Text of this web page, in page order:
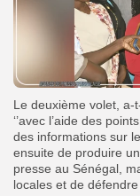
Le deuxième volet, a-
‘’avec l’aide des
des informations sur
ensuite de produire
presse au Sénégal,
locales et de défendre